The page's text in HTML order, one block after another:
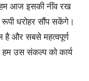
हम आज इसकी नींव रख
रूपी धरोहर सौंप सकेंगे।
है और सबसे महत्वपूर्ण
उस संकल्प को कार्य